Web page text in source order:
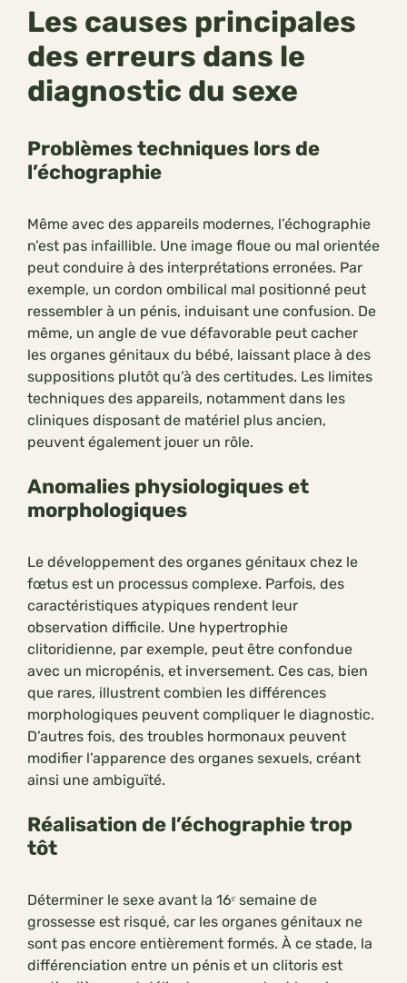
Les causes principales
des erreurs dans le
diagnostic du sexe
Problèmes techniques lors de
l’échographie
Même avec des appareils modernes, l’échographie
n’est pas infaillible. Une image floue ou mal orientée
peut conduire à des interprétations erronées. Par
exemple, un cordon ombilical mal positionné peut
ressembler à un pénis, induisant une confusion. De
même, un angle de vue défavorable peut cacher
les organes génitaux du bébé, laissant place à des
suppositions plutôt qu’à des certitudes. Les limites
techniques des appareils, notamment dans les
cliniques disposant de matériel plus ancien,
peuvent également jouer un rôle.
Anomalies physiologiques et
morphologiques
Le développement des organes génitaux chez le
fœtus est un processus complexe. Parfois, des
caractéristiques atypiques rendent leur
observation difficile. Une hypertrophie
clitoridienne, par exemple, peut être confondue
avec un micropénis, et inversement. Ces cas, bien
que rares, illustrent combien les différences
morphologiques peuvent compliquer le diagnostic.
D’autres fois, des troubles hormonaux peuvent
modifier l’apparence des organes sexuels, créant
ainsi une ambiguïté.
Réalisation de l’échographie trop
tôt
Déterminer le sexe avant la 16ᵉ semaine de
grossesse est risqué, car les organes génitaux ne
sont pas encore entièrement formés. À ce stade, la
différenciation entre un pénis et un clitoris est